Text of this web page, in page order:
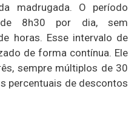
madrugada. O período
de 8h30 por dia, sem
horas. Esse intervalo de
de forma contínua. Ele
sempre múltiplos de 30
percentuais de descontos